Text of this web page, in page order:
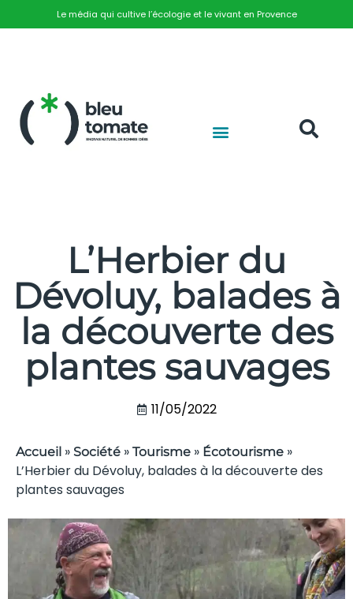
Le média qui cultive l’écologie et le vivant en Provence
L’Herbier du
Dévoluy, balades à
la découverte des
plantes sauvages
11/05/2022
Accueil » Société » Tourisme » Écotourisme »
L’Herbier du Dévoluy, balades à la découverte des
plantes sauvages